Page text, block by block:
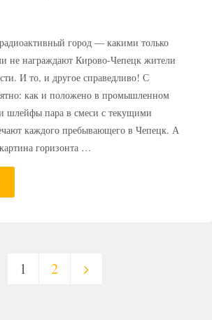
город — какими только
не награждают Кирово-Чепецк жители
И то, и другое справедливо! С
как и положено в промышленном
шлейфы пара в смеси с текущими
каждого пребывающего в Чепецк. А
горизонта …
1 2